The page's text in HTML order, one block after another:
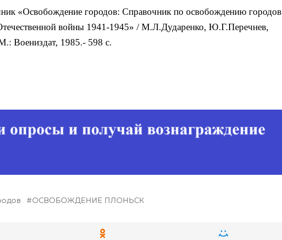
«Освобождение городов: Справочник по освобождению городов
войны 1941-1945» / М.Л.Дударенко, Ю.Г.Перечнев,
Воениздат, 1985.- 598 с.
ОСВОБОЖДЕНИЕ ПЛОНЬСК